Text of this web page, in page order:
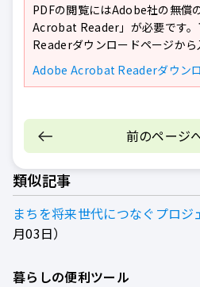
PDFの閲覧にはAdobe社の無償
Acrobat Reader」が必要です
Readerダウンロードページから
Adobe Acrobat Readerダウン
前のページ
類似記事
まちを将来世代につなぐプロジ
月03日
暮らしの便利ツール